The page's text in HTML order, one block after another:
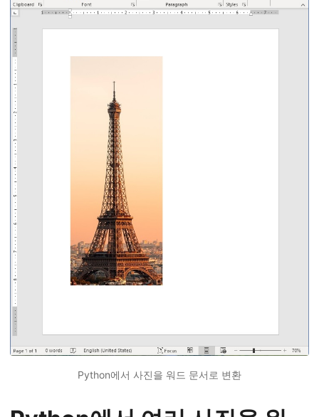
Python에서 사진을 워드 문서로 변환